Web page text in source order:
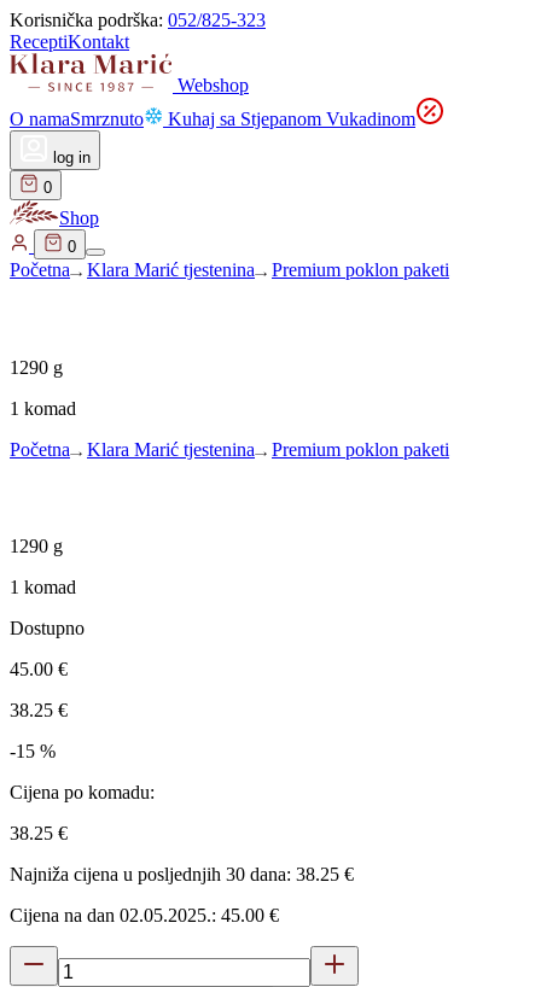
Korisnička podrška: 052/825-323
ReceptiKontakt
Webshop
O namaSmrznuto Kuhaj sa Stjepanom Vukadinom
log in
0
Shop
0
Početna Klara Marić tjestenina Premium poklon paketi
1290 g
1 komad
Početna
Klara Marić tjestenina Premium poklon paketi
1290 g
1 komad
Dostupno
45.00 €
38.25 €
-15 %
Cijena po komadu:
38.25 €
Najniža cijena u posljednjih 30 dana: 38.25 €
Cijena na dan 02.05.2025.: 45.00 €